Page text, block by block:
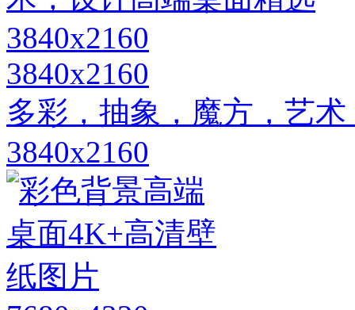
3840x2160
多彩，抽象，魔方，艺
3840x2160